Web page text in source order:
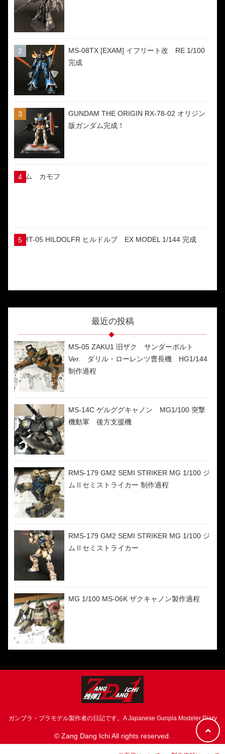
MS-08TX [EXAM] イフリート改 RE 1/100
完成
GUNDAM THE ORIGIN RX-78-02 オリジン
版ガンダム完成！
ゲム カモフ
YMT-05 HILDOLFR ヒルドルブ EX MODEL 1/144 完成
最近の投稿
MS-05 ZAKU1 旧ザク サンダーボルト
Ver. ダリル・ローレンツ曹長機 HG1/144
制作過程
MS-14C ゲルググキャノン MG1/100 突撃
機動軍 後方支援機
RMS-179 GM2 SEMI STRIKER MG 1/100 ジ
ムⅡセミストライカー 制作過程
RMS-179 GM2 SEMI STRIKER MG 1/100 ジ
ムⅡセミストライカー
MG 1/100 MS-06K ザクキャノン製作過程
ガンプラ・プラモデル製作者の日記です。A Japanese Gunpla Modeler Diary
© Zang Dang Ichi All rights reserved.